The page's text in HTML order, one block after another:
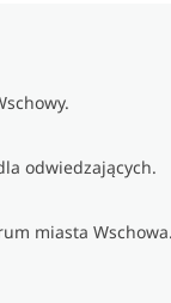
odwiedzających.
miasta